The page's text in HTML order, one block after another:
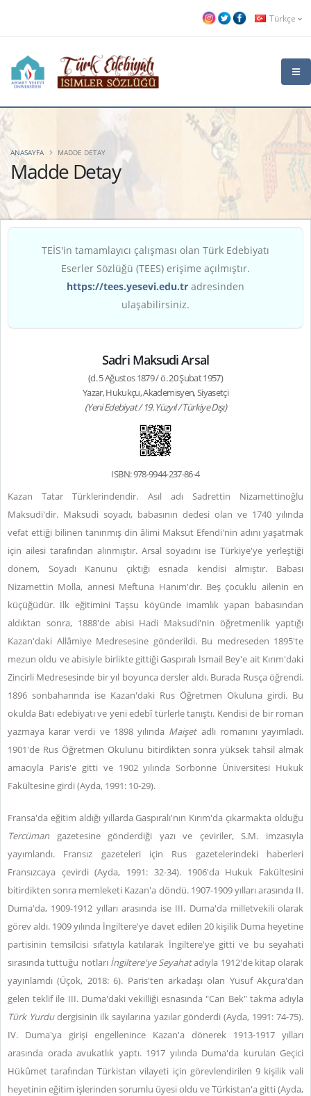
Türkçe
Madde Detay
ANASAYFA MADDE DETAY
TEİS'in tamamlayıcı çalışması olan Türk Edebiyatı
Eserler Sözlüğü (TEES) erişime açılmıştır.
https://tees.yesevi.edu.tr adresinden
ulaşabilirsiniz.
Sadri Maksudi Arsal
(d. 5 Ağustos 1879 / ö. 20 Şubat 1957)
Yazar, Hukukçu, Akademisyen, Siyasetçi
(Yeni Edebiyat / 19. Yüzyıl / Türkiye Dışı)
ISBN: 978-9944-237-86-4
Kazan Tatar Türklerindendir. Asıl adı Sadrettin Nizamettinoğlu
Maksudi'dir. Maksudi soyadı, babasının dedesi olan ve 1740 yılında
vefat ettiği bilinen tanınmış din âlimi Maksut Efendi'nin adını yaşatmak
için ailesi tarafından alınmıştır. Arsal soyadını ise Türkiye'ye yerleştiği
dönem, Soyadı Kanunu çıktığı esnada kendisi almıştır. Babası
Nizamettin Molla, annesi Meftuna Hanım'dır. Beş çocuklu ailenin en
küçüğüdür. İlk eğitimini Taşsu köyünde imamlık yapan babasından
aldıktan sonra, 1888'de abisi Hadi Maksudi'nin öğretmenlik yaptığı
Kazan'daki Allâmiye Medresesine gönderildi. Bu medreseden 1895'te
mezun oldu ve abisiyle birlikte gittiği Gaspıralı İsmail Bey'e ait Kırım'daki
Zincirli Medresesinde bir yıl boyunca dersler aldı. Burada Rusça öğrendi.
1896 sonbaharında ise Kazan'daki Rus Öğretmen Okuluna girdi. Bu
okulda Batı edebiyatı ve yeni edebî türlerle tanıştı. Kendisi de bir roman
yazmaya karar verdi ve 1898 yılında Maişet adlı romanını yayımladı.
1901'de Rus Öğretmen Okulunu bitirdikten sonra yüksek tahsil almak
amacıyla Paris'e gitti ve 1902 yılında Sorbonne Üniversitesi Hukuk
Fakültesine girdi (Ayda, 1991: 10-29).
Fransa'da eğitim aldığı yıllarda Gaspıralı'nın Kırım'da çıkarmakta olduğu
Tercüman gazetesine gönderdiği yazı ve çeviriler, S.M. imzasıyla
yayımlandı. Fransız gazeteleri için Rus gazetelerindeki haberleri
Fransızcaya çevirdi (Ayda, 1991: 32-34). 1906'da Hukuk Fakültesini
bitirdikten sonra memleketi Kazan'a döndü. 1907-1909 yılları arasında II.
Duma'da, 1909-1912 yılları arasında ise III. Duma'da milletvekili olarak
görev aldı. 1909 yılında İngiltere'ye davet edilen 20 kişilik Duma heyetine
partisinin temsilcisi sıfatıyla katılarak İngiltere'ye gitti ve bu seyahati
sırasında tuttuğu notları İngiltere'ye Seyahatadıyla 1912'de kitap olarak
yayınlamdı (Üçok, 2018: 6). Paris'ten arkadaşı olan Yusuf Akçura'dan
gelen teklif ile III. Duma'daki vekilliği esnasında "Can Bek" takma adıyla
Türk Yurdudergisinin ilk sayılarına yazılar gönderdi (Ayda, 1991: 74-75).
IV. Duma'ya girişi engellenince Kazan'a dönerek 1913-1917 yılları
arasında orada avukatlık yaptı. 1917 yılında Duma'da kurulan Geçici
Hükûmet tarafından Türkistan vilayeti için görevlendirilen 9 kişilik vali
heyetinin eğitim işlerinden sorumlu üyesi oldu ve Türkistan'a gitti (Ayda,